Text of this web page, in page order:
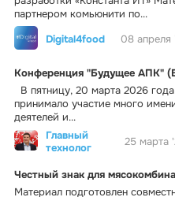
партнером комьюнити по...
Digital4food
08 апреля
Конференция "Будущее АПК"
В пятницу, 20 марта 2026
принимало участие много
деятелей и...
Главный
технолог
25 марта
Честный знак для
Материал подготовлен